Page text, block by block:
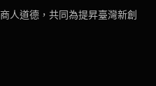
人道德，共同為提昇臺灣新創